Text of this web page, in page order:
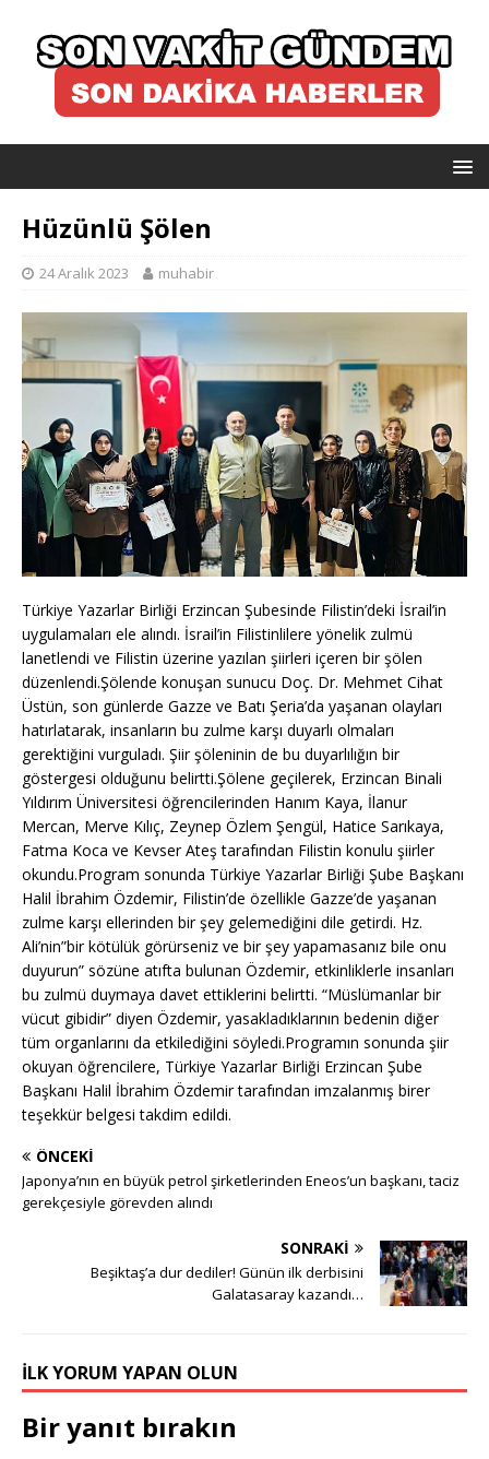
Hüzünlü Şölen
24 Aralık 2023 muhabir
Türkiye Yazarlar Birliği Erzincan Şubesinde Filistin’deki İsrail’in
uygulamaları ele alındı. İsrail’in Filistinlilere yönelik zulmü
lanetlendi ve Filistin üzerine yazılan şiirleri içeren bir şölen
düzenlendi.Şölende konuşan sunucu Doç. Dr. Mehmet Cihat
Üstün, son günlerde Gazze ve Batı Şeria’da yaşanan olayları
hatırlatarak, insanların bu zulme karşı duyarlı olmaları
gerektiğini vurguladı. Şiir şöleninin de bu duyarlılığın bir
göstergesi olduğunu belirtti.Şölene geçilerek, Erzincan Binali
Yıldırım Üniversitesi öğrencilerinden Hanım Kaya, İlanur
Mercan, Merve Kılıç, Zeynep Özlem Şengül, Hatice Sarıkaya,
Fatma Koca ve Kevser Ateş tarafından Filistin konulu şiirler
okundu.Program sonunda Türkiye Yazarlar Birliği Şube Başkanı
Halil İbrahim Özdemir, Filistin’de özellikle Gazze’de yaşanan
zulme karşı ellerinden bir şey gelemediğini dile getirdi. Hz.
Ali’nin”bir kötülük görürseniz ve bir şey yapamasanız bile onu
duyurun” sözüne atıfta bulunan Özdemir, etkinliklerle insanları
bu zulmü duymaya davet ettiklerini belirtti. “Müslümanlar bir
vücut gibidir” diyen Özdemir, yasakladıklarının bedenin diğer
tüm organlarını da etkilediğini söyledi.Programın sonunda şiir
okuyan öğrencilere, Türkiye Yazarlar Birliği Erzincan Şube
Başkanı Halil İbrahim Özdemir tarafından imzalanmış birer
teşekkür belgesi takdim edildi.
ÖNCEKI
Japonya’nın en büyük petrol şirketlerinden Eneos’un başkanı, taciz
gerekçesiyle görevden alındı
SONRAKI
Beşiktaş’a dur dediler! Günün ilk derbisini
Galatasaray kazandı…
İLK YORUM YAPAN OLUN
Bir yanıt bırakın